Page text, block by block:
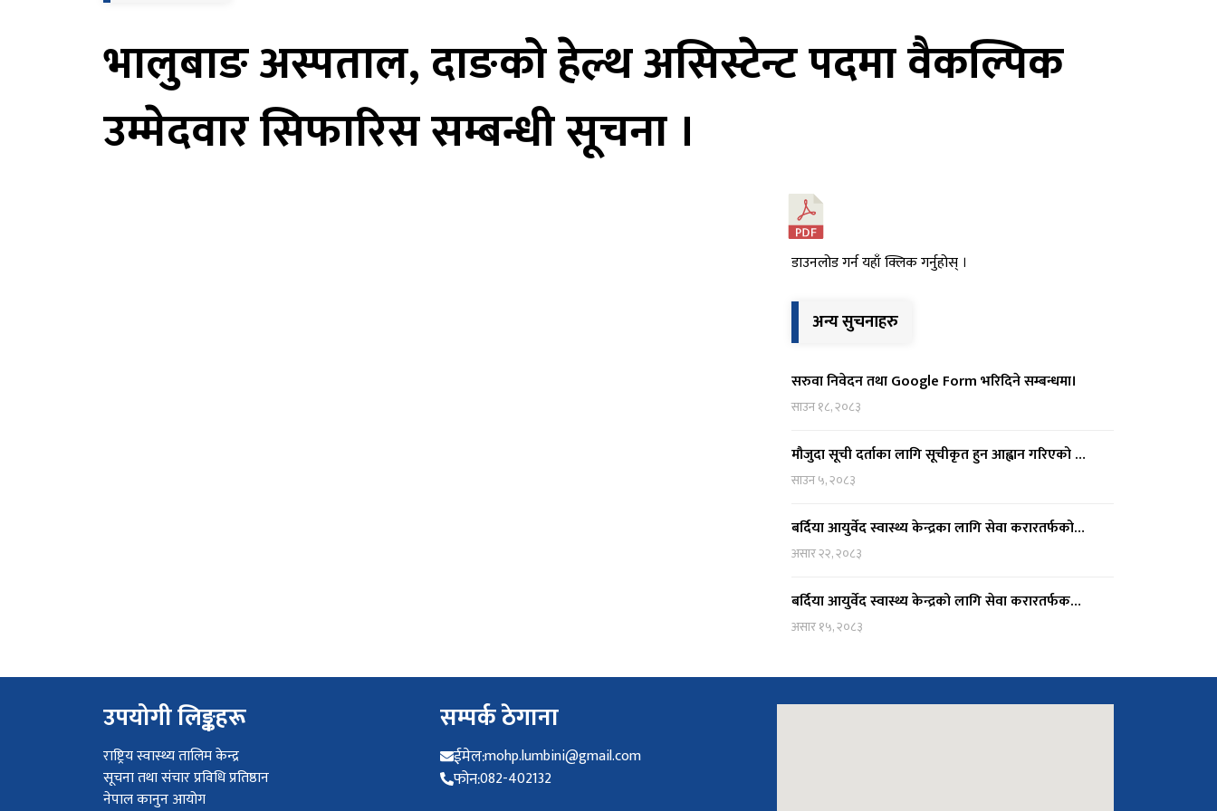
भालुबाङ अस्पताल, दाङको हेल्थ असिस्टेन्ट पदमा वैकल्पिक
उम्मेदवार सिफारिस सम्बन्धी सूचना ।
डाउनलोड गर्न यहाँ क्लिक गर्नुहोस् ।
अन्य सुचनाहरु
सरुवा निवेदन तथा Google Form भरिदिने सम्बन्धमा।
साउन १८, २०८३
मौजुदा सूची दर्ताका लागि सूचीकृत हुन आह्वान गरिएको …
साउन ५, २०८३
बर्दिया आयुर्वेद स्वास्थ्य केन्द्रका लागि सेवा करारतर्फको…
असार २२, २०८३
बर्दिया आयुर्वेद स्वास्थ्य केन्द्रको लागि सेवा करारतर्फक…
असार १५, २०८३
उपयोगी लिङ्कहरू
राष्ट्रिय स्वास्थ्य तालिम केन्द्र
सूचना तथा संचार प्रविधि प्रतिष्ठान
नेपाल कानुन आयोग
सम्पर्क ठेगाना
ईमेल:mohp.lumbini@gmail.com
फोन:082-402132